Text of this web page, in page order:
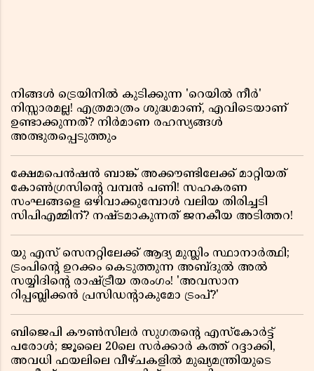
നിങ്ങൾ ട്രെയിനിൽ കുടിക്കുന്ന 'റെയിൽ നീർ'
നിസ്സാരമല്ല! എത്രമാത്രം ശുദ്ധമാണ്, എവിടെയാണ്
ഉണ്ടാക്കുന്നത്? നിർമാണ രഹസ്യങ്ങൾ
അത്ഭുതപ്പെടുത്തും
ക്ഷേമപെൻഷൻ ബാങ്ക് അക്കൗണ്ടിലേക്ക് മാറ്റിയത്
കോൺഗ്രസിന്റെ വമ്പൻ പണി! സഹകരണ
സംഘങ്ങളെ ഒഴിവാക്കുമ്പോൾ വലിയ തിരിച്ചടി
സിപിഎമ്മിന്? നഷ്ടമാകുന്നത് ജനകീയ അടിത്തറ!
യു എസ് സെനറ്റിലേക്ക് ആദ്യ മുസ്ലിം സ്ഥാനാർത്ഥി;
ട്രംപിന്റെ ഉറക്കം കെടുത്തുന്ന അബ്ദുൽ അൽ
സയ്യിദിന്റെ രാഷ്ട്രീയ തരംഗം! 'അവസാന
റിപ്പബ്ലിക്കൻ പ്രസിഡന്റാകുമോ ട്രംപ്?'
ബിജെപി കൗൺസിലർ സുഗതന്റെ എസ്‌കോർട്ട്
പരോൾ; ജൂലൈ 20ലെ സർക്കാർ കത്ത് റദ്ദാക്കി,
അവധി ഫയലിലെ വീഴ്ചകളിൽ മുഖ്യമന്ത്രിയുടെ